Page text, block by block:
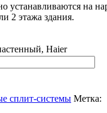
устанавливаются на
2 этажа здания.
Haier
сплит-системы Метка: